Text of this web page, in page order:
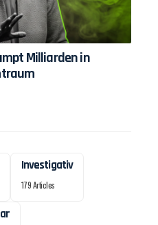
Milliarden in
Investigativ
179 Articles